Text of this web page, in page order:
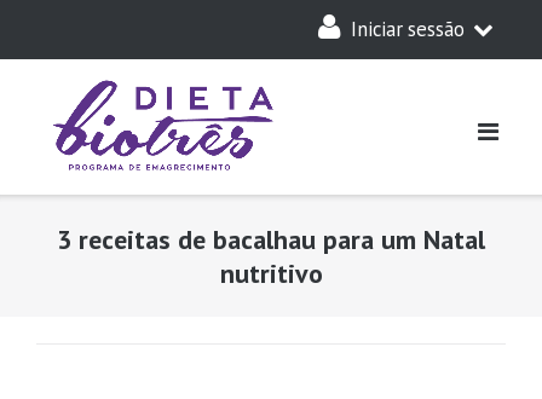
Iniciar sessão
3 receitas de bacalhau para um Natal
nutritivo